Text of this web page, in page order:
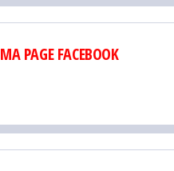
MA PAGE FACEBOOK